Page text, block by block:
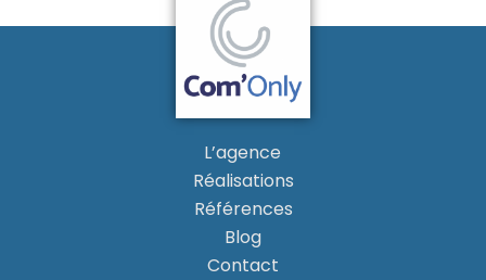
L’agence
Réalisations
Références
Blog
Contact